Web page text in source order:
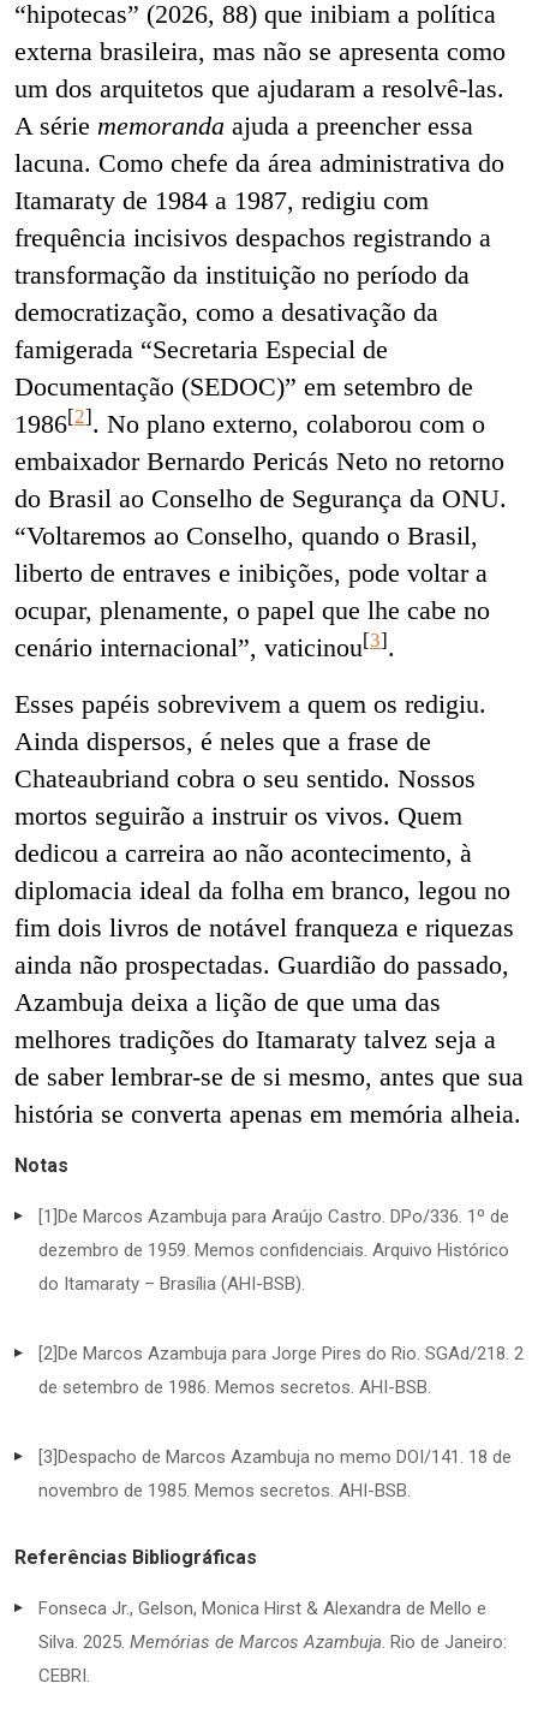
“hipotecas” (2026, 88) que inibiam a política
externa brasileira, mas não se apresenta como
um dos arquitetos que ajudaram a resolvê-las.
A série memoranda ajuda a preencher essa
lacuna. Como chefe da área administrativa do
Itamaraty de 1984 a 1987, redigiu com
frequência incisivos despachos registrando a
transformação da instituição no período da
democratização, como a desativação da
famigerada “Secretaria Especial de
Documentação (SEDOC)” em setembro de
1986[2]. No plano externo, colaborou com o
embaixador Bernardo Pericás Neto no retorno
do Brasil ao Conselho de Segurança da ONU.
“Voltaremos ao Conselho, quando o Brasil,
liberto de entraves e inibições, pode voltar a
ocupar, plenamente, o papel que lhe cabe no
cenário internacional”, vaticinou[3].
Esses papéis sobrevivem a quem os redigiu.
Ainda dispersos, é neles que a frase de
Chateaubriand cobra o seu sentido. Nossos
mortos seguirão a instruir os vivos. Quem
dedicou a carreira ao não acontecimento, à
diplomacia ideal da folha em branco, legou no
fim dois livros de notável franqueza e riquezas
ainda não prospectadas. Guardião do passado,
Azambuja deixa a lição de que uma das
melhores tradições do Itamaraty talvez seja a
de saber lembrar-se de si mesmo, antes que sua
história se converta apenas em memória alheia.
Notas
[1]De Marcos Azambuja para Araújo Castro. DPo/336. 1º de
dezembro de 1959. Memos confidenciais. Arquivo Histórico
do Itamaraty – Brasília (AHI-BSB).
[2]De Marcos Azambuja para Jorge Pires do Rio. SGAd/218. 2
de setembro de 1986. Memos secretos. AHI-BSB.
[3]Despacho de Marcos Azambuja no memo DOI/141. 18 de
novembro de 1985. Memos secretos. AHI-BSB.
Referências Bibliográficas
Fonseca Jr., Gelson, Monica Hirst & Alexandra de Mello e
Silva. 2025. Memórias de Marcos Azambuja. Rio de Janeiro:
CEBRI.